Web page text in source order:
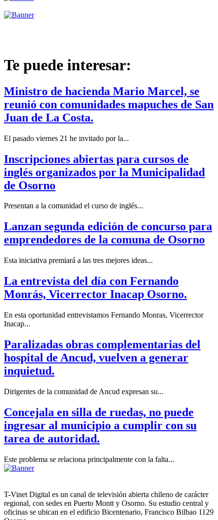
Te puede interesar:
Ministro de hacienda Mario Marcel, se
reunió con comunidades mapuches de San
Juan de La Costa.
El pasado viernes 21 he invitado por la...
Inscripciones abiertas para cursos de
inglés organizados por la Municipalidad
de Osorno
Presentan a la comunidad el curso de inglés...
Lanzan segunda edición de concurso para
emprendedores de la comuna de Osorno
Esta iniciativa premiará a las tres mejores ideas...
La entrevista del día con Fernando
Monrás, Vicerrector Inacap Osorno.
En esta oportunidad entrevistamos Fernando Monras, Vicerrector
Inacap...
Paralizadas obras complementarias del
hospital de Ancud, vuelven a generar
inquietud.
Dirigentes de la comunidad de Ancud expresan su...
Concejala en silla de ruedas, no puede
ingresar al municipio a cumplir con su
tarea de autoridad.
Este problema se relaciona principalmente con la falta...
T-Vinet Digital es un canal de televisión abierta chileno de carácter
regional, con sedes en Puerto Montt y Osorno. Su estudio central y
oficinas se ubican en el edificio Bicentenario, Francisco Bilbao 1129